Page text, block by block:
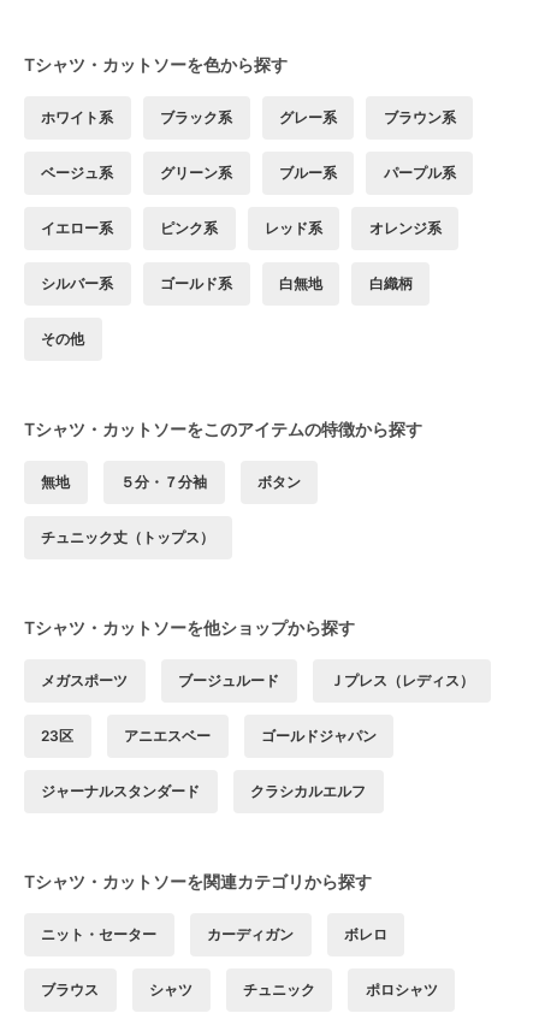
Tシャツ・カットソーを色から探す
ホワイト系 ブラック系 グレー系 ブラウン系
ベージュ系 グリーン系 ブルー系 パープル系
イエロー系 ピンク系 レッド系 オレンジ系
シルバー系 ゴールド系 白無地 白織柄
その他
Tシャツ・カットソーをこのアイテムの特徴から探す
無地 ５分・７分袖 ボタン
チュニック丈（トップス）
Tシャツ・カットソーを他ショップから探す
メガスポーツ ブージュルード Ｊプレス（レディス）
23区 アニエスベー ゴールドジャパン
ジャーナルスタンダード クラシカルエルフ
Tシャツ・カットソーを関連カテゴリから探す
ニット・セーター カーディガン ボレロ
ブラウス シャツ チュニック ポロシャツ